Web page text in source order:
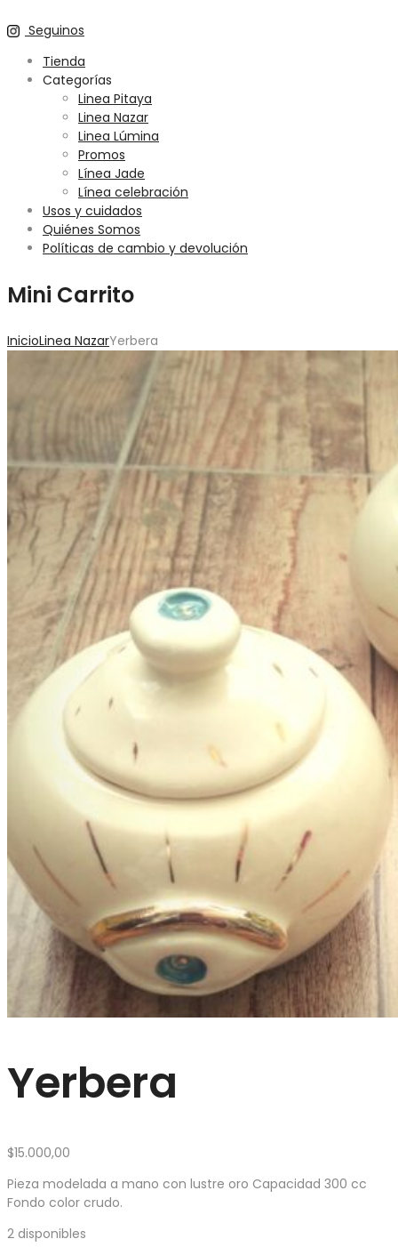
Seguinos
Tienda
Categorías
Linea Pitaya
Linea Nazar
Linea Lúmina
Promos
Línea Jade
Línea celebración
Usos y cuidados
Quiénes Somos
Políticas de cambio y devolución
Mini Carrito
InicioLinea NazarYerbera
Yerbera
$15.000,00
Pieza modelada a mano con lustre oro Capacidad 300 cc
Fondo color crudo.
2 disponibles